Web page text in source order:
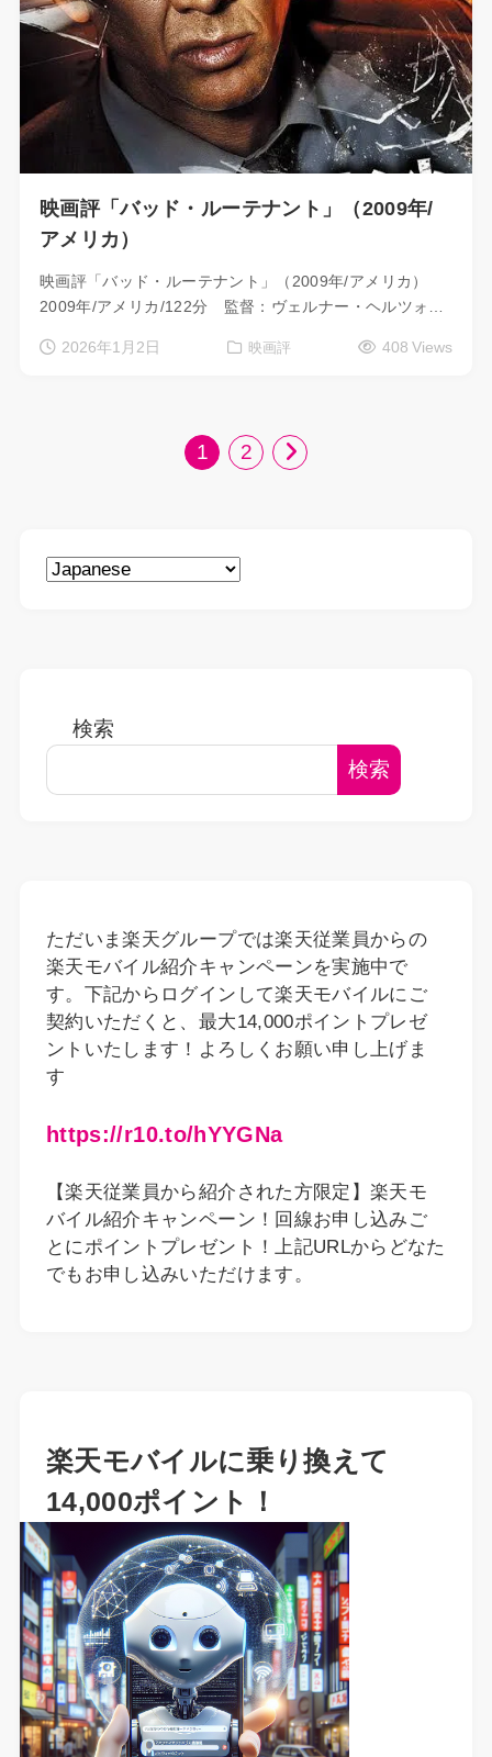
映画評「バッド・ルーテナント」（2009年/
アメリカ）
映画評「バッド・ルーテナント」（2009年/アメリカ）
2009年/アメリカ/122分 監督：ヴェルナー・ヘルツォ…
2026年1月2日 映画評 408 Views
1 2
検索
検索
ただいま楽天グループでは楽天従業員からの
楽天モバイル紹介キャンペーンを実施中で
す。下記からログインして楽天モバイルにご
契約いただくと、最大14,000ポイントプレゼ
ントいたします！よろしくお願い申し上げま
す
https://r10.to/hYYGNa
【楽天従業員から紹介された方限定】楽天モ
バイル紹介キャンペーン！回線お申し込みご
とにポイントプレゼント！上記URLからどなた
でもお申し込みいただけます。
楽天モバイルに乗り換えて
14,000ポイント！